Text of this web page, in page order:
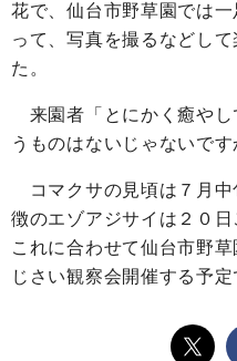
花で、仙台市野草園では
って、写真を撮るなどし
た。
来園者「とにかく癒やし
うものはないじゃないです
コマクサの見頃は７月中
徴のエゾアジサイは２０日
これに合わせて仙台市野
じさい観察会開催する予定